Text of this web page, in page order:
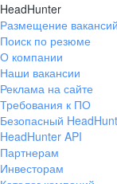
HeadHunter
Размещение вакансий
Поиск по резюме
О компании
Наши вакансии
Реклама на сайте
Требования к ПО
Безопасный
HeadHunter API
Партнерам
Инвесторам